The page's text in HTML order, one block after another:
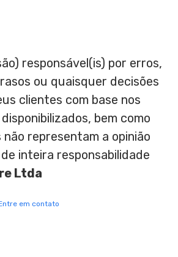
responsável(is) por erros,
ou quaisquer decisões
clientes com base nos
bem como
representam a opinião
inteira responsabilidade
Ltda
em contato